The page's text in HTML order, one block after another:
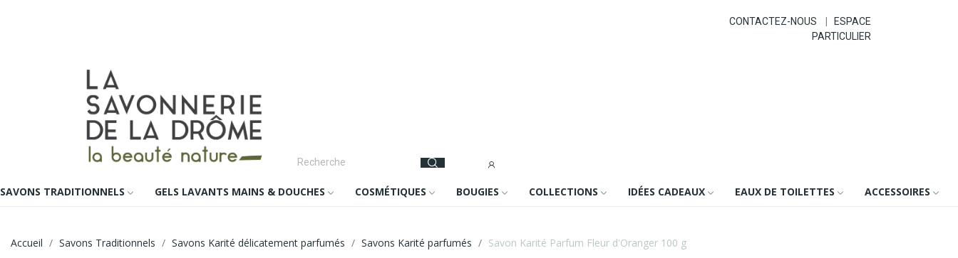
CONTACTEZ-NOUS
ESPACE
PARTICULIER
SAVONS TRADITIONNELS GELS LAVANTS MAINS & DOUCHES COSMÉTIQUES BOUGIES COLLECTIONS IDÉES CADEAUX EAUX DE TOILETTES ACCESSOIRES
Accueil Savons Traditionnels Savons Karité délicatement parfumés Savons Karité parfumés Savon Karité Parfum Fleur d'Oranger 100 g